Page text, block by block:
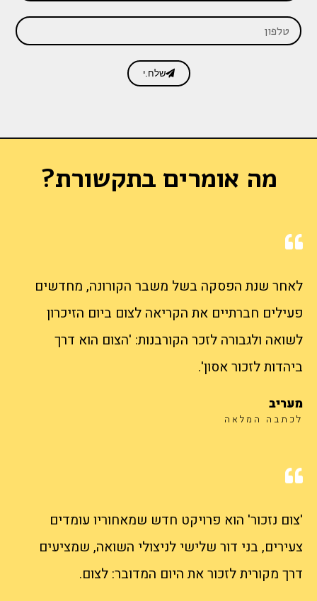
שלח.י
מה אומרים בתקשורת?
לאחר שנת הפסקה בשל משבר הקורונה, מחדשים
פעילים חברתיים את הקריאה לצום ביום הזיכרון
לשואה ולגבורה לזכר הקורבנות: 'הצום הוא דרך
ביהדות לזכור אסון'.
מעריב
לכתבה המלאה
'צום נזכור' הוא פרויקט חדש שמאחוריו עומדים
צעירים, בני דור שלישי לניצולי השואה, שמציעים
דרך מקורית לזכור את היום המדובר: לצום.